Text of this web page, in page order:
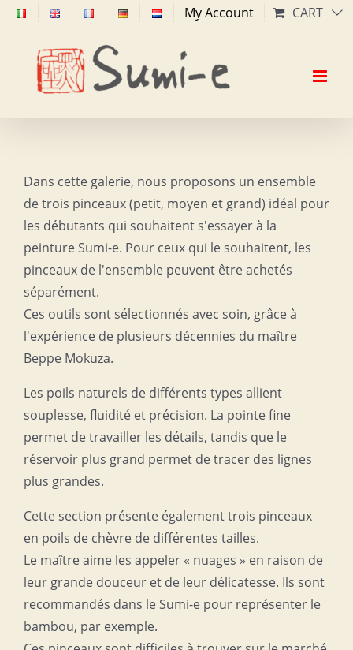
Skip
content
My Account CART
Dans cette galerie, nous proposons un ensemble
de trois pinceaux (petit, moyen et grand) idéal pour
les débutants qui souhaitent s'essayer à la
peinture Sumi-e. Pour ceux qui le souhaitent, les
pinceaux de l'ensemble peuvent être achetés
séparément.
Ces outils sont sélectionnés avec soin, grâce à
l'expérience de plusieurs décennies du maître
Beppe Mokuza.
Les poils naturels de différents types allient
souplesse, fluidité et précision. La pointe fine
permet de travailler les détails, tandis que le
réservoir plus grand permet de tracer des lignes
plus grandes.
Cette section présente également trois pinceaux
en poils de chèvre de différentes tailles.
Le maître aime les appeler « nuages » en raison de
leur grande douceur et de leur délicatesse. Ils sont
recommandés dans le Sumi-e pour représenter le
bambou, par exemple.